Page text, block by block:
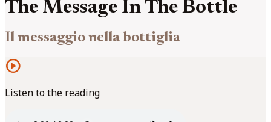
The Message In The Bottle
Il messaggio nella bottiglia
play_circle
Listen to the reading